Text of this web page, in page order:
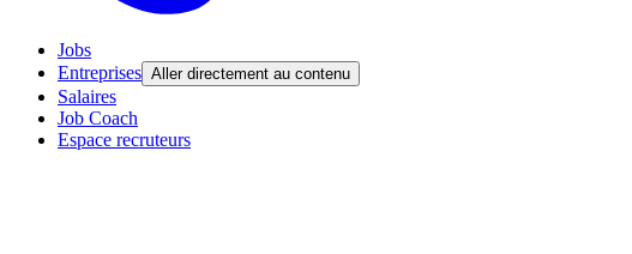
Jobs
Entreprises Aller directement au contenu
Salaires
Job Coach
Espace recruteurs